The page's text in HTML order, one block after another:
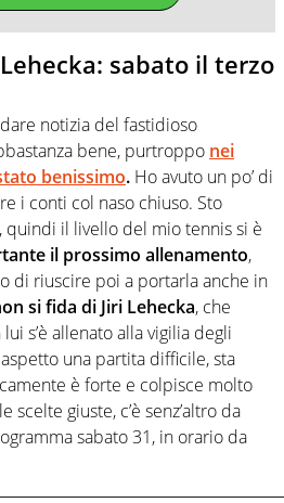
sabato il terzo
notizia del fastidioso
bene, purtroppo nei
benissimo. Ho avuto un po’ di
i conti col naso chiuso. Sto
quindi il livello del mio tennis si è
il prossimo allenamento,
di riuscire poi a portarla anche in
si fida di Jiri Lehecka, che
s’è allenato alla vigilia degli
una partita difficile, sta
è forte e colpisce molto
scelte giuste, c’è senz’altro da
sabato 31, in orario da